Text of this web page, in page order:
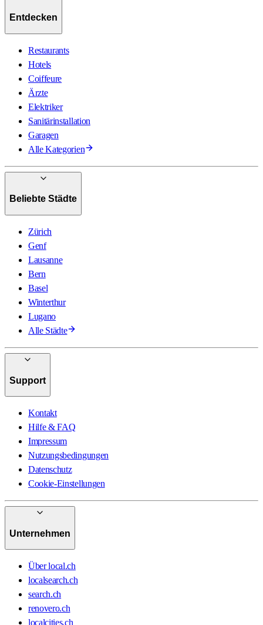
Entdecken
Restaurants
Hotels
Coiffeure
Ärzte
Elektriker
Sanitärinstallation
Garagen
Alle Kategorien
Beliebte Städte
Zürich
Genf
Lausanne
Bern
Basel
Winterthur
Lugano
Alle Städte
Support
Kontakt
Hilfe & FAQ
Impressum
Nutzungsbedingungen
Datenschutz
Cookie-Einstellungen
Unternehmen
Über local.ch
localsearch.ch
search.ch
renovero.ch
localcities.ch